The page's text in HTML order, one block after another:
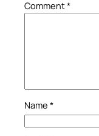
Comment*
Name *